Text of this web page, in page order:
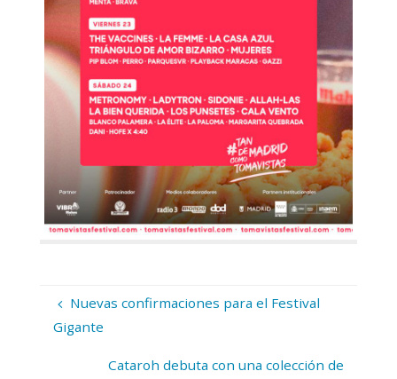
Nuevas confirmaciones para el Festival
Gigante
Cataroh debuta con una colección de